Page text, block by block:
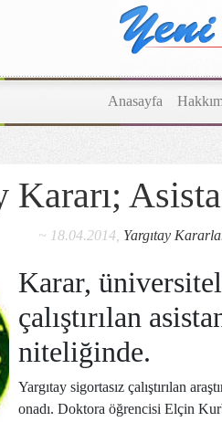
Anasayfa
Kararı;
~ 18.04.2014, Yargıtay
Karar,
çalıştırılan
niteliğinde.
Yargıtay sigortasız çalıştırılan
onadı. Doktora öğrencisi Elçin